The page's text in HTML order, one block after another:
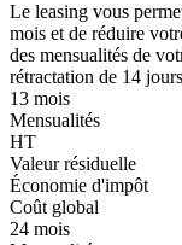
Le leasing vous
mois et de réduire
des mensualités de
rétractation de 14
13 mois
Mensualités
HT
Valeur résiduelle
Économie d'impôt
Coût global
24 mois